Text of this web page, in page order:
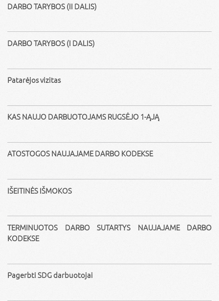
DARBO TARYBOS (II DALIS)
DARBO TARYBOS (I DALIS)
Patarėjos vizitas
KAS NAUJO DARBUOTOJAMS RUGSĖJO 1-ĄJĄ
ATOSTOGOS NAUJAJAME DARBO KODEKSE
IŠEITINĖS IŠMOKOS
TERMINUOTOS DARBO SUTARTYS NAUJAJAME DARBO
KODEKSE
Pagerbti SDG darbuotojai